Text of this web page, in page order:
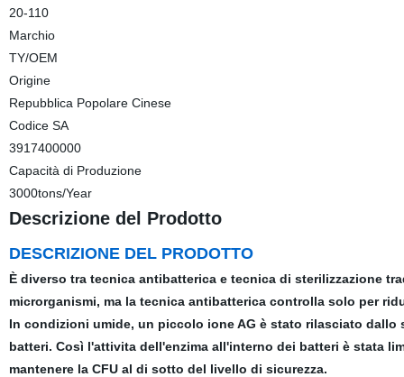
20-110
Marchio
TY/OEM
Origine
Repubblica Popolare Cinese
Codice SA
3917400000
Capacità di Produzione
3000tons/Year
Descrizione del Prodotto
DESCRIZIONE DEL PRODOTTO
È diverso tra tecnica antibatterica e tecnica di sterilizzazione
microrganismi, ma la tecnica antibatterica controlla solo per
In condizioni umide, un piccolo ione AG è stato rilasciato
batteri. Così l'attivita dell'enzima all'interno dei batteri è stata
mantenere la CFU al di sotto del livello di sicurezza.